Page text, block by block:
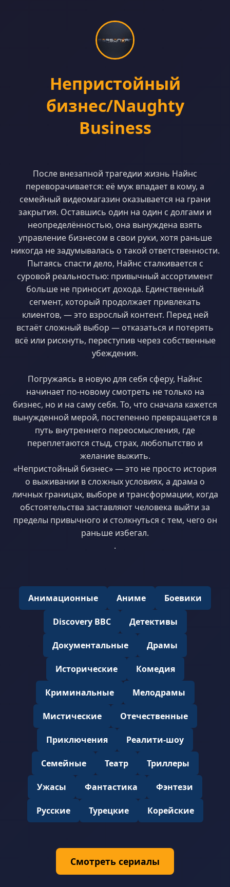
Непристойный
бизнес/Naughty
Business
После внезапной трагедии жизнь Найнс
переворачивается: её муж впадает в кому, а
семейный видеомагазин оказывается на грани
закрытия. Оставшись один на один с долгами и
неопределённостью, она вынуждена взять
управление бизнесом в свои руки, хотя раньше
никогда не задумывалась о такой ответственности.
Пытаясь спасти дело, Найнс сталкивается с
суровой реальностью: привычный ассортимент
больше не приносит дохода. Единственный
сегмент, который продолжает привлекать
клиентов, — это взрослый контент. Перед ней
встаёт сложный выбор — отказаться и потерять
всё или рискнуть, переступив через собственные
убеждения.
Погружаясь в новую для себя сферу, Найнс
начинает по-новому смотреть не только на
бизнес, но и на саму себя. То, что сначала кажется
вынужденной мерой, постепенно превращается в
путь внутреннего переосмысления, где
переплетаются стыд, страх, любопытство и
желание выжить.
«Непристойный бизнес» — это не просто история
о выживании в сложных условиях, а драма о
личных границах, выборе и трансформации, когда
обстоятельства заставляют человека выйти за
пределы привычного и столкнуться с тем, чего он
раньше избегал.
.
Анимационные Аниме Боевики
Discovery BBC Детективы
Документальные Драмы
Исторические Комедия
Криминальные Мелодрамы
Мистические Отечественные
Приключения Реалити-шоу
Семейные Театр Триллеры
Ужасы Фантастика Фэнтези
Русские Турецкие Корейские
Смотреть сериалы